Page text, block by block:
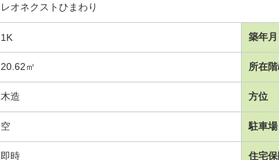
レオネクストひまわり
1K 築年月
20.62㎡ 所在
木造 方位
空 駐車場
即時 住宅